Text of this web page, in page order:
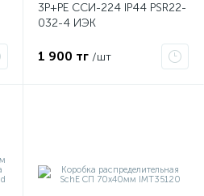
3P+PЕ ССИ-224 IP44 PSR22-
032-4 ИЭК
1 900 тг /шт